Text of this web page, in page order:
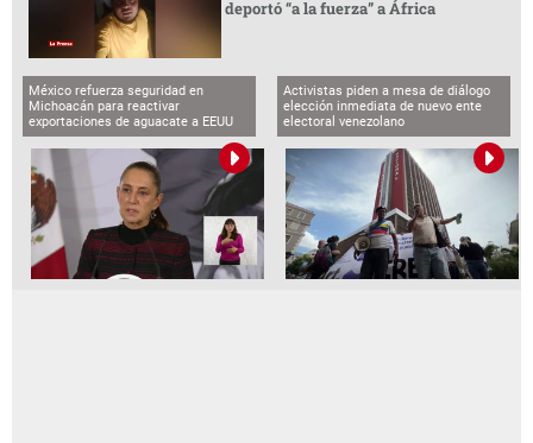
deportó “a la fuerza” a África
México refuerza seguridad en
Michoacán para reactivar
exportaciones de aguacate a EEUU
Activistas piden a mesa de diálogo
elección inmediata de nuevo ente
electoral venezolano